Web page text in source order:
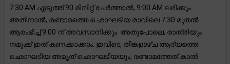
7:30 AM എടുത്ത് 90 മിനിറ്റ് ചേർത്താൽ, 9:00 AM ലഭിക്കും.
അതിനാൽ, രണ്ടാമത്തെ ഛൊഘടിയ രാവിലെ 7:30 മുതൽ
ആരംഭിച്ച് 9:00 ന് അവസാനിക്കും. അതുപോലെ, രാത്രിയും
നമുക്ക് ഇത് കണക്കാക്കാം. ഇവിടെ, തിങ്കളാഴ്ച ആദ്യത്തെ
ഛൊഘടിയ അമൃത് ഛൊഘടിയയും, രണ്ടാമത്തേത് കാൽ